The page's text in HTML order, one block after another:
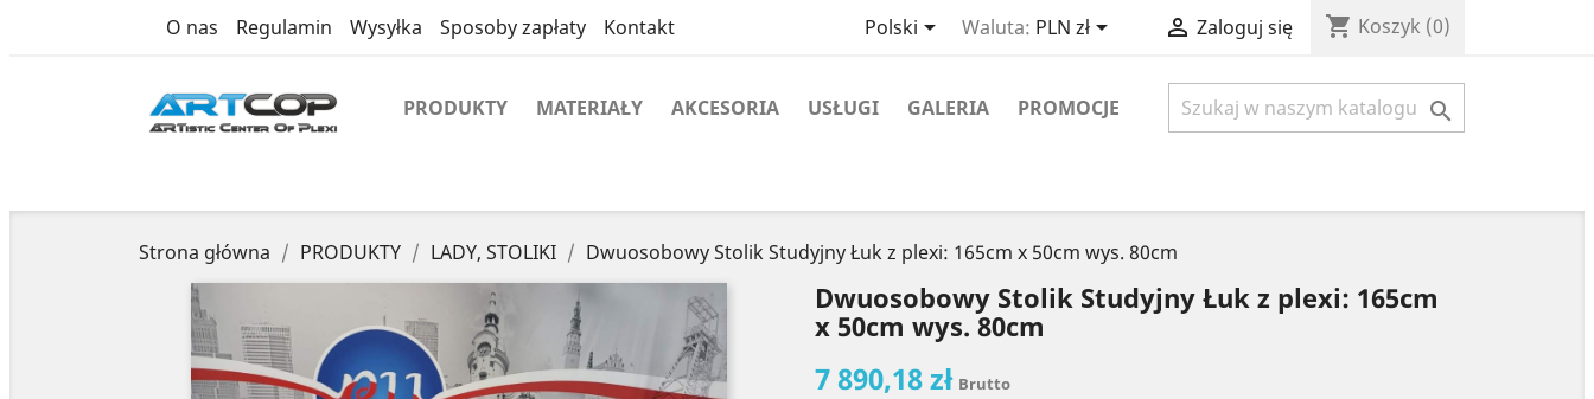
O nas Regulamin Wysyłka Sposoby zapłaty Kontakt Polski Waluta: PLN zł  Zaloguj się shopping_cart Koszyk (0)
PRODUKTY MATERIAŁY AKCESORIA USŁUGI GALERIA PROMOCJE 
Strona główna PRODUKTY LADY, STOLIKI Dwuosobowy Stolik Studyjny Łuk z plexi: 165cm x 50cm wys. 80cm
Dwuosobowy Stolik Studyjny Łuk z plexi: 165cm
x 50cm wys. 80cm
7 890,18 zł Brutto